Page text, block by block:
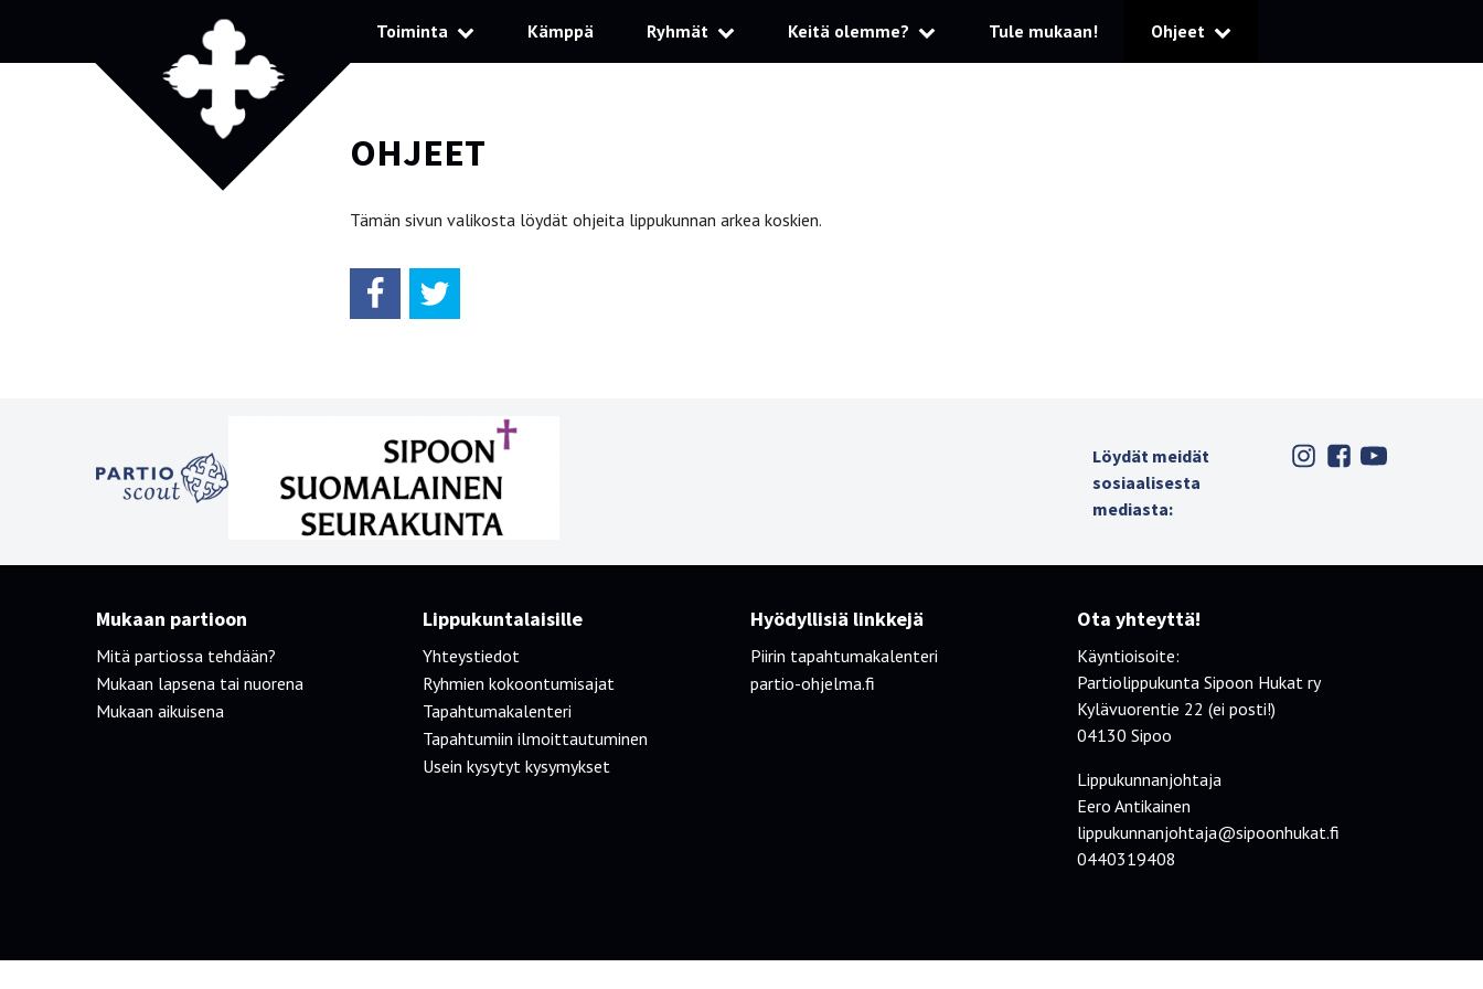
Toiminta Kämppä Ryhmät Keitä olemme? Tule mukaan! Ohjeet
OHJEET
Tämän sivun valikosta löydät ohjeita lippukunnan arkea koskien.
Löydät meidät
sosiaalisesta
mediasta:
Mukaan partioon
Mitä partiossa tehdään?
Mukaan lapsena tai nuorena
Mukaan aikuisena
Lippukuntalaisille
Yhteystiedot
Ryhmien kokoontumisajat
Tapahtumakalenteri
Tapahtumiin ilmoittautuminen
Usein kysytyt kysymykset
Hyödyllisiä linkkejä
Piirin tapahtumakalenteri
partio-ohjelma.fi
Ota yhteyttä!
Käyntioisoite:
Partiolippukunta Sipoon Hukat ry
Kylävuorentie 22 (ei posti!)
04130 Sipoo
Lippukunnanjohtaja
Eero Antikainen
lippukunnanjohtaja@sipoonhukat.fi
0440319408